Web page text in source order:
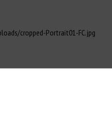
cropped-Portrait01-FC.jpg